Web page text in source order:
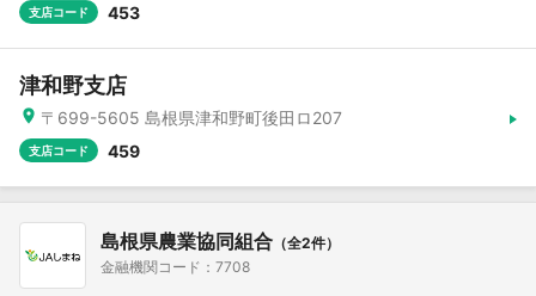
支店コード 453
津和野支店
〒699-5605 島根県津和野町後田ロ207
支店コード 459
島根県農業協同組合 （全2件）
金融機関コード：7708